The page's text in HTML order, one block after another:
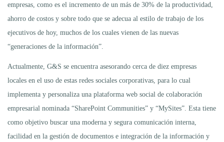
empresas, como es el incremento de un más de 30% de la productividad,
ahorro de costos y sobre todo que se adecua al estilo de trabajo de los
ejecutivos de hoy, muchos de los cuales vienen de las nuevas
“generaciones de la información”.
Actualmente, G&S se encuentra asesorando cerca de diez empresas
locales en el uso de estas redes sociales corporativas, para lo cual
implementa y personaliza una plataforma web social de colaboración
empresarial nominada “SharePoint Communities” y “MySites”. Esta tiene
como objetivo buscar una moderna y segura comunicación interna,
facilidad en la gestión de documentos e integración de la información y